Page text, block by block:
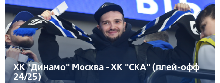
ХК "Динамо" Москва - ХК "СКА" (плей-офф
24/25)